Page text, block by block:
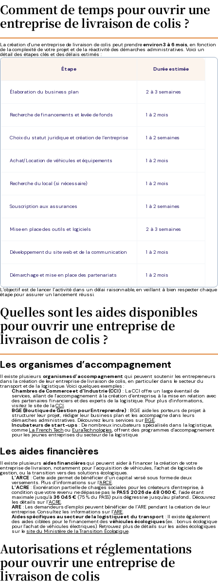
Comment de temps pour ouvrir une
entreprise de livraison de colis ?
La création d’une entreprise de livraison de colis peut prendreenviron 3 à 6 mois, en fonction
de la complexité de votre projet et de la réactivité des démarches administratives. Voici un
détail des étapes clés et des délais estimés :
Étape Durée estimée
Élaboration du business plan 2 à 3 semaines
Recherche de financements et levée de fonds 1 à 2 mois
Choix du statut juridique et création de l’entreprise 1 à 2 semaines
Achat/Location de véhicules et équipements 1 à 2 mois
Recherche du local (si nécessaire) 1 à 2 mois
Souscription aux assurances 1 à 2 semaines
Mise en place des outils et logiciels 2 à 3 semaines
Développement du site web et de la communication 1 à 2 mois
Démarchage et mise en place des partenariats 1 à 2 mois
L’objectif est de lancer l’activité dans un délai raisonnable, en veillant à bien respecter chaque
étape pour assurer un lancement réussi.
Quelles sont les aides disponibles
pour ouvrir une entreprise de
livraison de colis ?
Les organismes d’accompagnement
Il existe plusieurs organismes d’accompagnement qui peuvent soutenir les entrepreneurs
dans la création de leur entreprise de livraison de colis, en particulier dans le secteur du
transport et de la logistique. Voici quelques exemples :
Chambres de Commerce et d'Industrie (CCI) : La CCI offre un large éventail de
services, allant de l’accompagnement à la création d’entreprise, à la mise en relation avec
des partenaires financiers et des experts de la logistique. Pour plus d’informations,
visitez le site de laCCI.
BGE (Boutique de Gestion pour Entreprendre) : BGE aide les porteurs de projet à
structurer leur projet, rédiger leur business plan et les accompagne dans leurs
démarches administratives. Découvrez leurs services sur BGE.
Incubateurs de start-ups : De nombreux incubateurs spécialisés dans la logistique,
comme La French Tech ouEuraTechnologies, offrent des programmes d'accompagnement
pour les jeunes entreprises du secteur de la logistique.
Les aides financières
Il existe plusieurs aides financièresqui peuvent aider à financer la création de votre
entreprise de livraison, notamment pour l’acquisition de véhicules, l'achat de logiciels de
gestion, ou la transition vers des solutions écologiques.
L’ARCE : Cette aide permet de bénéficier d’un capital versé sous forme de deux
versements. Plus d’informations sur l’ARCE.
L’ACRE : Exonération partielle de charges sociales pour les créateurs d’entreprise, à
condition que votre revenu ne dépasse pas le PASS 2026 de 48 060 €, l'aide étant
maximale jusqu'à 36 045 € (75 % du PASS) puis dégressive jusqu'au plafond.. Découvrez
les détails sur l’ACRE.
ARE: Les demandeurs d’emploi peuvent bénéficier de l’ARE pendant la création de leur
entreprise. Consultez les informations sur l’ARE.
Aides spécifiques au secteur de la logistique et du transport : Il existe également
des aides ciblées pour le financement des véhicules écologiques(ex. : bonus écologique
pour l'achat de véhicules électriques). Retrouvez plus de détails sur les aides écologiques
sur le site du Ministère de la Transition Écologique.
Autorisations et réglementations
pour ouvrir une entreprise de
livraison de colis